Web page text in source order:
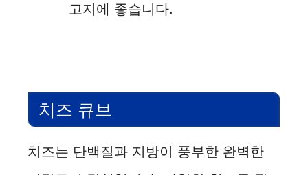
고지에 좋습니다.
치즈 큐브
치즈는 단백질과 지방이 풍부한 완벽한